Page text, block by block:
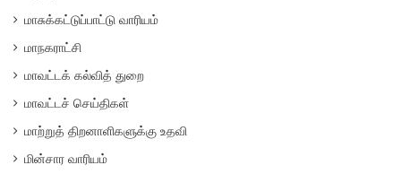
மாசுக்கட்டுப்பாட்டு வாரியம்
மாநகராட்சி
மாவட்டக் கல்வித் துறை
மாவட்டச் செய்திகள்
மாற்றுத் திறனாளிகளுக்கு உதவி
மின்சார வாரியம்